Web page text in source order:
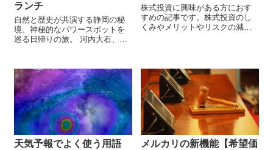
ランチ
自然と歴史が共演する静岡の秘
境、神秘的なパワースポットを
巡る日帰りの旅。 河内大石、赤
冬の風景を訪れてみました。 そ
の絶景巡りの中で、地元の味覚
に触れられるランチ・定食...
株式投資に興味がある方におす
すめの記事です。株式投資のし
くみやメリットやリスクの減ら
ま...
天気予報でよく使う用語
メルカリの新機能【希望価